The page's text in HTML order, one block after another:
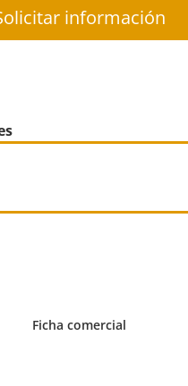
información
Ficha comercial